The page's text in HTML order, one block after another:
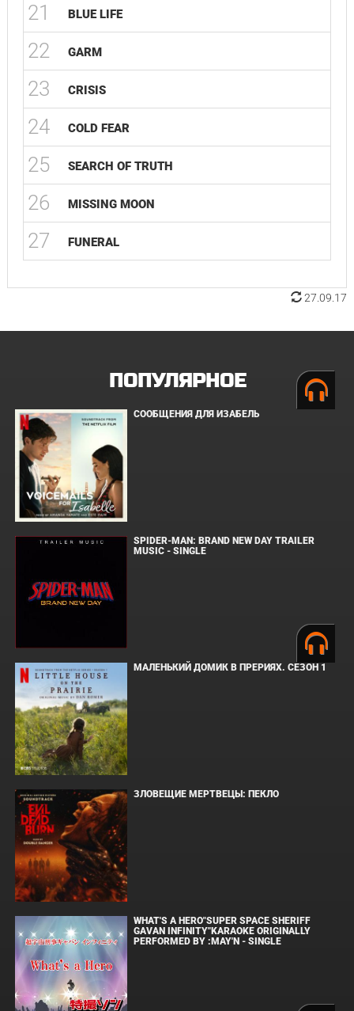
21 BLUE LIFE
22 GARM
23 CRISIS
24 COLD FEAR
25 SEARCH OF TRUTH
26 MISSING MOON
27 FUNERAL
27.09.17
ПОПУЛЯРНОЕ
СООБЩЕНИЯ ДЛЯ ИЗАБЕЛЬ
SPIDER-MAN: BRAND NEW DAY TRAILER
MUSIC - SINGLE
МАЛЕНЬКИЙ ДОМИК В ПРЕРИЯХ. СЕЗОН 1
ЗЛОВЕЩИЕ МЕРТВЕЦЫ: ПЕКЛО
WHAT'S A HERO"SUPER SPACE SHERIFF
GAVAN INFINITY"KARAOKE ORIGINALLY
PERFORMED BY :MAY'N - SINGLE